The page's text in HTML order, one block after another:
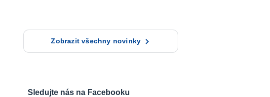
Zobrazit všechny novinky
Sledujte nás na Facebooku